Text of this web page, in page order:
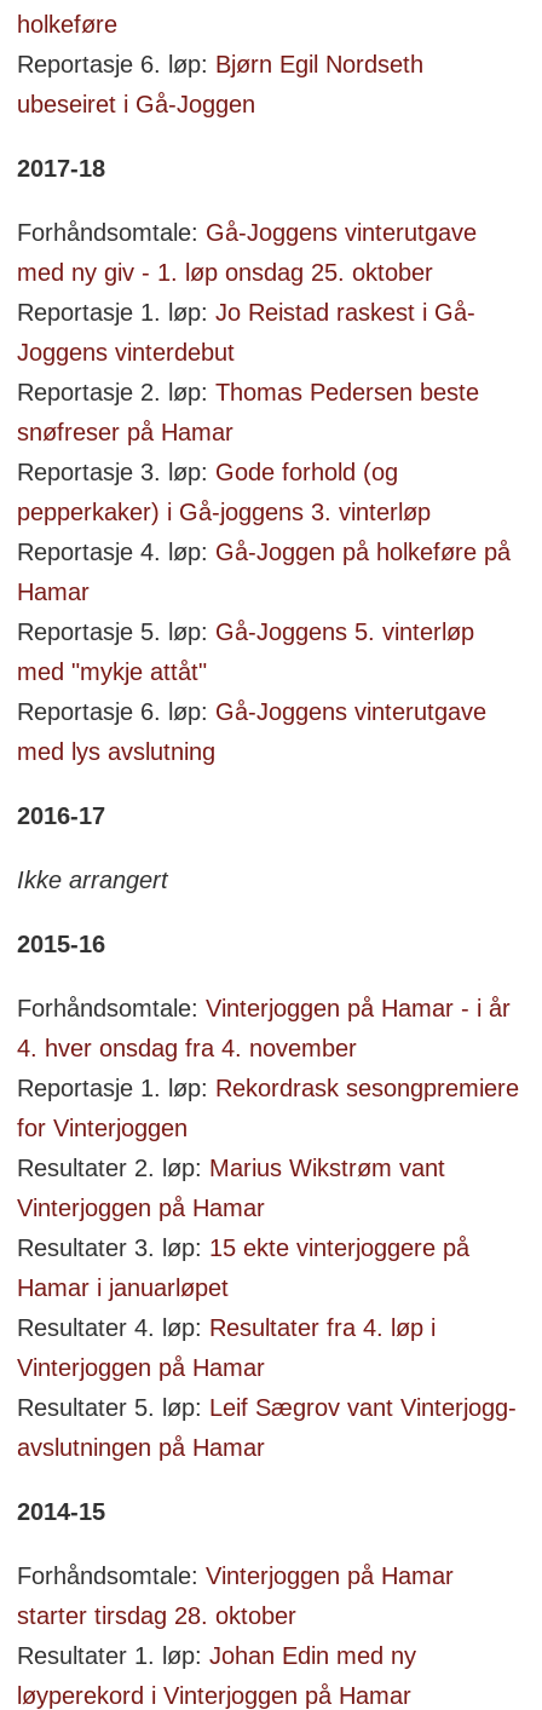
holkeføre
Reportasje 6. løp: Bjørn Egil Nordseth
ubeseiret i Gå-Joggen
2017-18
Forhåndsomtale: Gå-Joggens vinterutgave
med ny giv - 1. løp onsdag 25. oktober
Reportasje 1. løp: Jo Reistad raskest i Gå-
Joggens vinterdebut
Reportasje 2. løp: Thomas Pedersen beste
snøfreser på Hamar
Reportasje 3. løp: Gode forhold (og
pepperkaker) i Gå-joggens 3. vinterløp
Reportasje 4. løp: Gå-Joggen på holkeføre på
Hamar
Reportasje 5. løp: Gå-Joggens 5. vinterløp
med "mykje attåt"
Reportasje 6. løp: Gå-Joggens vinterutgave
med lys avslutning
2016-17
Ikke arrangert
2015-16
Forhåndsomtale: Vinterjoggen på Hamar - i år
4. hver onsdag fra 4. november
Reportasje 1. løp: Rekordrask sesongpremiere
for Vinterjoggen
Resultater 2. løp: Marius Wikstrøm vant
Vinterjoggen på Hamar
Resultater 3. løp: 15 ekte vinterjoggere på
Hamar i januarløpet
Resultater 4. løp: Resultater fra 4. løp i
Vinterjoggen på Hamar
Resultater 5. løp: Leif Sægrov vant Vinterjogg-
avslutningen på Hamar
2014-15
Forhåndsomtale: Vinterjoggen på Hamar
starter tirsdag 28. oktober
Resultater 1. løp: Johan Edin med ny
løyperekord i Vinterjoggen på Hamar